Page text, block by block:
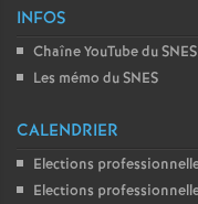
INFOS
Chaîne YouTube du
Les mémo du SNES
CALENDRIER
Elections
Elections